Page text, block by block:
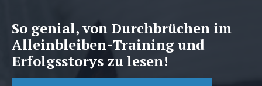
So genial, von Durchbrüchen im
Alleinbleiben-Training und
Erfolgsstorys zu lesen!